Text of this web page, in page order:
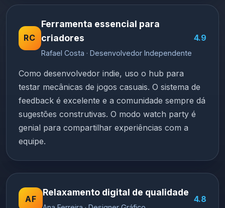
RC
Ferramenta essencial para
criadores
Rafael Costa · Desenvolvedor Independente
4.9
Como desenvolvedor indie, uso o hub para
testar mecânicas de jogos casuais. O sistema de
feedback é excelente e a comunidade sempre dá
sugestões construtivas. O modo watch party é
genial para compartilhar experiências com a
equipe.
AF
Relaxamento digital de qualidade
4.8